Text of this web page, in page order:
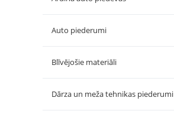
Auto piederumi
Blīvējošie materiāli
Dārza un meža tehnikas piederumi